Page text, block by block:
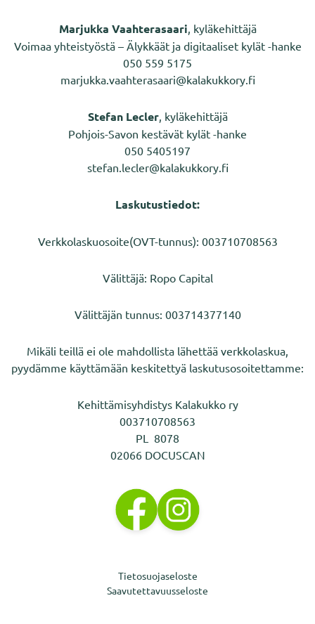
Marjukka Vaahterasaari, kyläkehittäjä
Voimaa yhteistyöstä – Älykkäät ja digitaaliset kylät -hanke
050 559 5175
marjukka.vaahterasaari@kalakukkory.fi
Stefan Lecler, kyläkehittäjä
Pohjois-Savon kestävät kylät -hanke
050 5405197
stefan.lecler@kalakukkory.fi
Laskutustiedot:
Verkkolaskuosoite(OVT-tunnus): 003710708563
Välittäjä: Ropo Capital
Välittäjän tunnus: 003714377140
Mikäli teillä ei ole mahdollista lähettää verkkolaskua,
pyydämme käyttämään keskitettyä laskutusosoitettamme:
Kehittämisyhdistys Kalakukko ry
003710708563
PL 8078
02066 DOCUSCAN
Tietosuojaseloste
Saavutettavuusseloste